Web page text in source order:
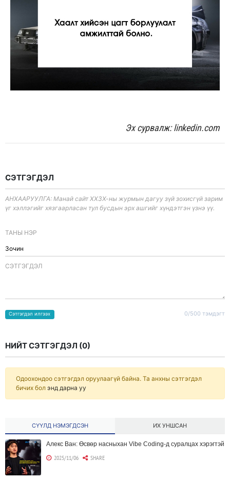
Эх сурвалж: linkedin.com
СЭТГЭГДЭЛ
АНХААРУУЛГА: Манай сайт ХХЗХ-ны журмын дагуу зүй зохисгүй зарим
үг хэллэгийг хязгаарласан тул бусдын эрх ашгийг хүндэтгэн үзнэ үү.
ТАНЫ НЭР
CЭТГЭГДЭЛ
0/500 тэмдэгт
Сэтгэгдэл илгээх
НИЙТ СЭТГЭГДЭЛ (0)
Одоохондоо сэтгэгдэл оруулаагүй байна. Та анхны сэтгэгдэл
бичих бол энд дарна уу
СҮҮЛД НЭМЭГДСЭН ИХ УНШСАН
Алекс Ван: Өсвөр насныхан Vibe Coding-д суралцах хэрэгтэй
2025/11/06 SHARE